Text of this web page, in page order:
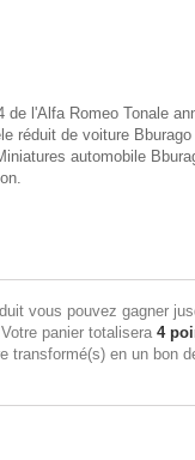
de l'Alfa Romeo Tonale
réduit de voiture Bburago
automobile
vous pouvez gagner
panier totalisera 4
transformé(s) en un bon